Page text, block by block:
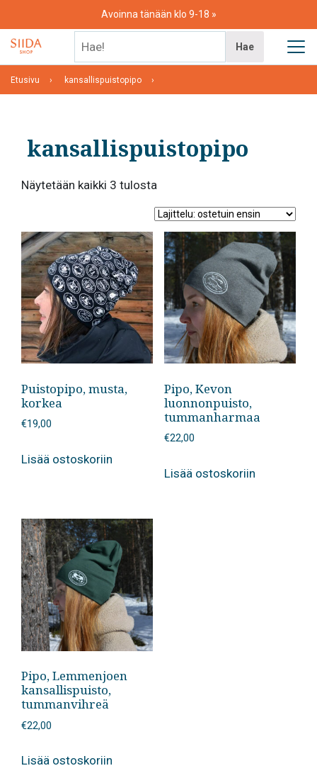
content
Avoinna tänään klo 9-18
Hae
Etusivu kansallispuistopipo
kansallispuistopipo
Näytetään kaikki 3 tulosta
ensin
Puistopipo, musta,
korkea
€19,00
Lisää ostoskoriin
Pipo, Kevon
luonnonpuisto,
tummanharmaa
€22,00
Lisää ostoskoriin
Pipo, Lemmenjoen
kansallispuisto,
tummanvihreä
€22,00
Lisää ostoskoriin